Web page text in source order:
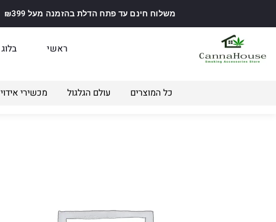
משלוח חינם עד פתח הדלת בהזמנה מעל ₪399
ראשי בלוג
כל המוצרים עולם הגלגול מכשירי אידוי